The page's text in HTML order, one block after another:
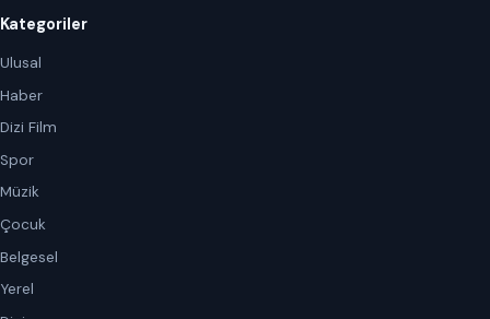
Kategoriler
Ulusal
Haber
Dizi Film
Spor
Müzik
Çocuk
Belgesel
Yerel